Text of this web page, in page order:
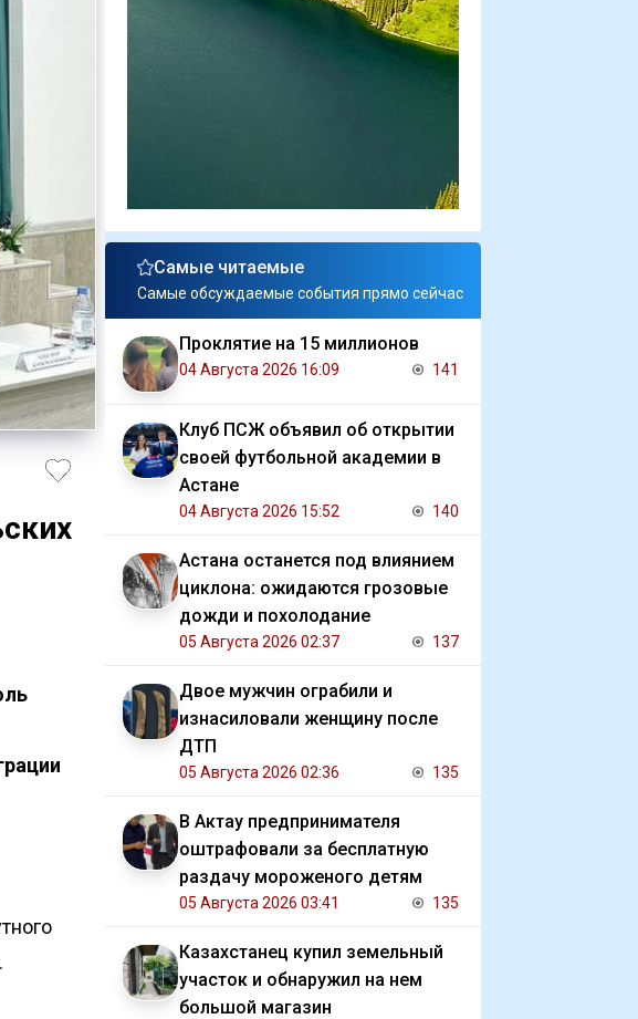
Самые читаемые
Самые обсуждаемые события прямо сейчас
Проклятие на 15 миллионов
04 Августа 2026 16:09 141
Клуб ПСЖ объявил об открытии
своей футбольной академии в
Астане
04 Августа 2026 15:52 140
Астана останется под влиянием
циклона: ожидаются грозовые
дожди и похолодание
05 Августа 2026 02:37 137
Двое мужчин ограбили и
изнасиловали женщину после
ДТП
05 Августа 2026 02:36 135
В Актау предпринимателя
оштрафовали за бесплатную
раздачу мороженого детям
05 Августа 2026 03:41 135
Казахстанец купил земельный
участок и обнаружил на нем
большой магазин